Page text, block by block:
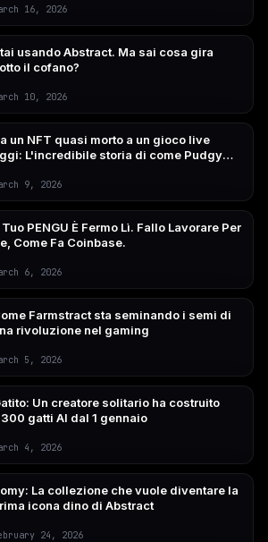
16, 2026
usando Abstract. Ma sai cosa gira
il cofano?
10, 2026
un NFT quasi morto a un gioco live
L'incredibile storia di come Pudgy
di dollari
9, 2026
Tuo PENGU È Fermo Lì. Fallo Lavorare Per
Come Fa Coinbase.
6, 2026
Farmstract sta seminando i semi di
rivoluzione nel gaming
5, 2026
Un creatore solitario ha costruito
gatti AI dal 1 gennaio
4, 2026
La collezione che vuole diventare la
icona dino di Abstract
24, 2026